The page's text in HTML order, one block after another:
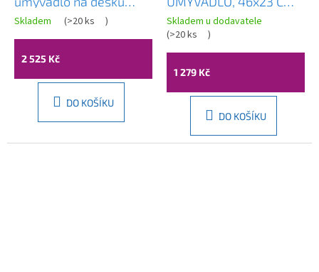
550x380x130 mm,
broušená měď, REA-
U3305
Průměrné
5,0
Skladem (>20 ks )
2 525 Kč
DO KOŠÍKU
BÍLÁ, 21614600
Skladem u dodavatele
(>20 ks )
1 279 Kč
DO KOŠÍKU